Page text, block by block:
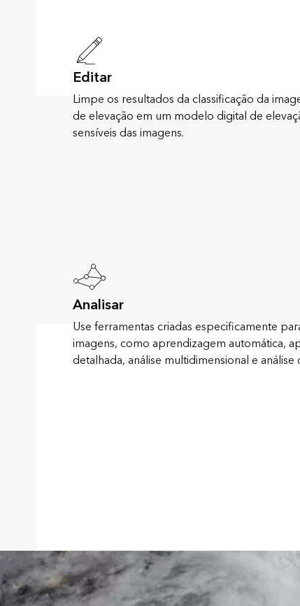
Editar
Limpe os resultados da classificação da
de elevação em um modelo digital de
sensíveis das imagens.
Analisar
Use ferramentas criadas especificamente
imagens, como aprendizagem automática,
detalhada, análise multidimensional e análise